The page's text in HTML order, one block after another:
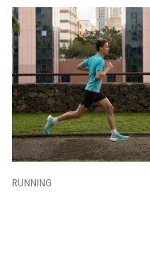
RUNNING